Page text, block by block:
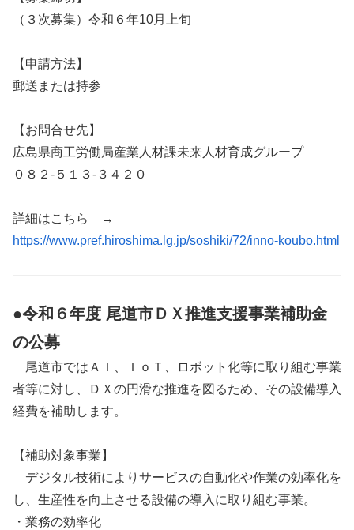
（３次募集）令和６年10月上旬
【申請方法】
郵送または持参
【お問合せ先】
広島県商工労働局産業人材課未来人材育成グループ
０８２-５１３-３４２０
詳細はこちら →
https://www.pref.hiroshima.lg.jp/soshiki/72/inno-koubo.html
●令和６年度 尾道市ＤＸ推進支援事業補助金
の公募
尾道市ではＡＩ、ＩｏＴ、ロボット化等に取り組む事業
者等に対し、ＤＸの円滑な推進を図るため、その設備導入
経費を補助します。
【補助対象事業】
デジタル技術によりサービスの自動化や作業の効率化を
し、生産性を向上させる設備の導入に取り組む事業。
・業務の効率化